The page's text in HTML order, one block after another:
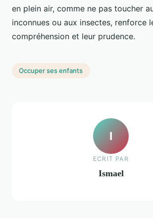
en plein air, comme ne pas toucher
inconnues ou aux insectes, renforce
compréhension et leur prudence.
Occuper ses enfants
I
ECRIT PAR
Ismael